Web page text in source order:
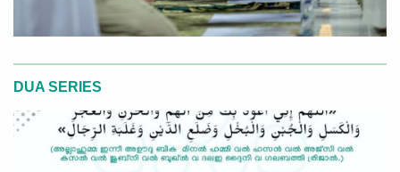
DUA SERIES